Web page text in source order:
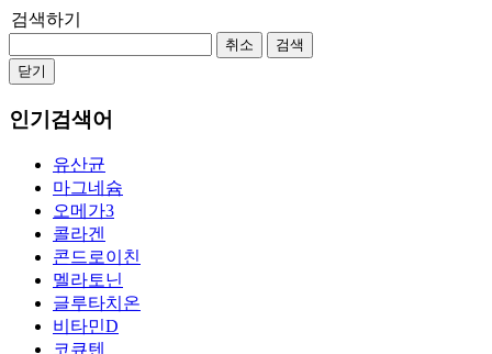
검색하기
취소
검색
닫기
인기검색어
유산균
마그네슘
오메가3
콜라겐
콘드로이친
멜라토닌
글루타치온
비타민D
코큐텐